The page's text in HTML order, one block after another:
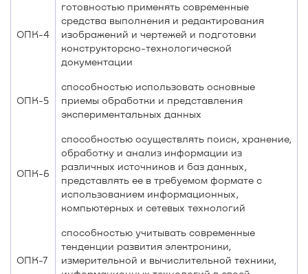
ОПК-4
готовностью применять современные
средства выполнения и редактирования
изображений и чертежей и подготовки
конструкторско-технологической
документации
ОПК-5
способностью использовать основные
приемы обработки и представления
экспериментальных данных
ОПК-6
способностью осуществлять поиск, хранение,
обработку и анализ информации из
различных источников и баз данных,
представлять ее в требуемом формате с
использованием информационных,
компьютерных и сетевых технологий
ОПК-7
способностью учитывать современные
тенденции развития электроники,
измерительной и вычислительной техники,